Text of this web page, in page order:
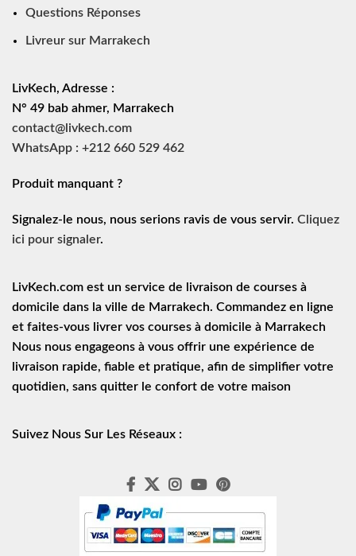
Questions Réponses
Livreur sur Marrakech
LivKech, Adresse :
N° 49 bab ahmer, Marrakech
contact@livkech.com
WhatsApp : +212 660 529 462
Produit manquant ?
Signalez-le nous, nous serions ravis de vous servir. Cliquez
ici pour signaler.
LivKech.com est un service de
livraison de courses à
domicile dans la ville de Marrakech. Commandez en ligne
et faites-vous livrer vos courses à domicile à Marrakech
Nous nous engageons à vous offrir une expérience de
livraison rapide, fiable et pratique, afin de simplifier votre
quotidien, sans quitter le confort de votre maison
Suivez Nous Sur Les Réseaux :